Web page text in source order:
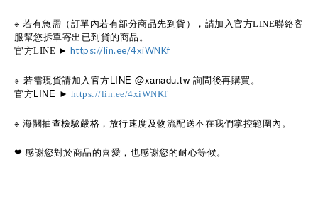
※ 若有急需（訂單內若有部分商品先到貨），請加入官方LINE聯絡客
服幫您拆單寄出已到貨的商品。
官方LINE ► https://lin.ee/4xiWNKf
※ 若需現貨請加入官方LINE @xanadu.tw 詢問後再購買。
官方LINE ► https://lin.ee/4xiWNKf
※ 海關抽查檢驗嚴格，放行速度及物流配送不在我們掌控範圍內。
❤︎ 感謝您對於商品的喜愛，也感謝您的耐心等候。